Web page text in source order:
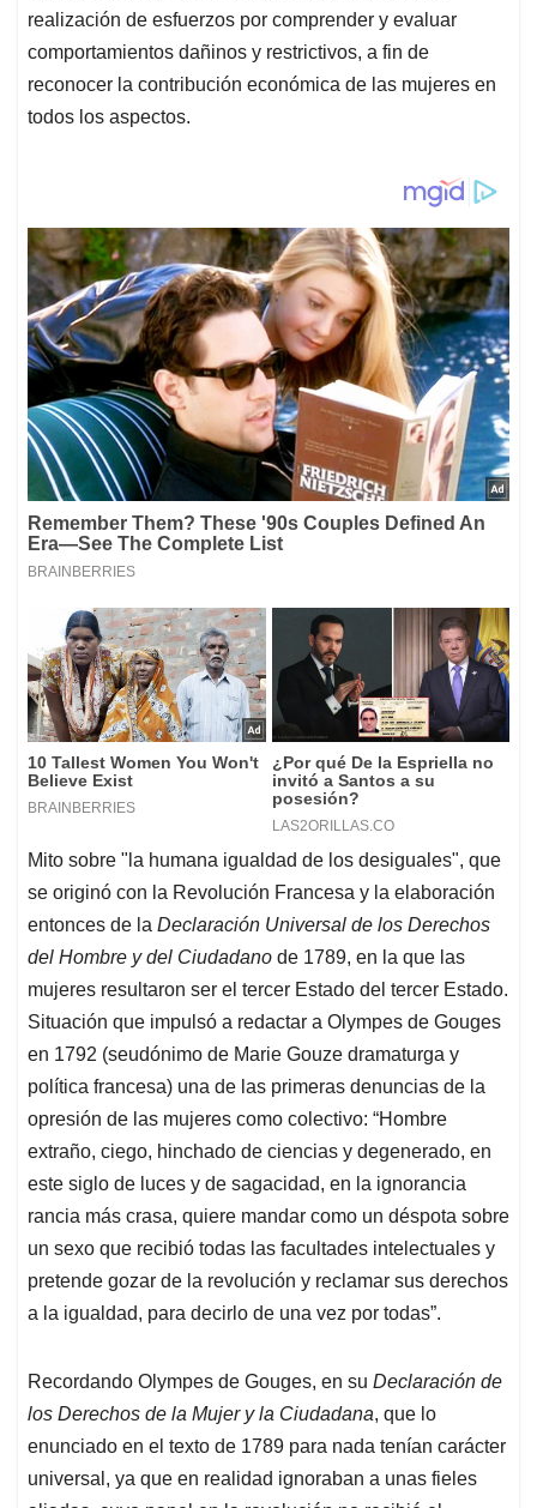
realización de esfuerzos por comprender y evaluar
comportamientos dañinos y restrictivos, a fin de
reconocer la contribución económica de las mujeres en
todos los aspectos.
Mito sobre "la humana igualdad de los desiguales", que
se originó con la Revolución Francesa y la elaboración
entonces de la Declaración Universal de los Derechos
del Hombre y del Ciudadano de 1789, en la que las
mujeres resultaron ser el tercer Estado del tercer Estado.
Situación que impulsó a redactar a Olympes de Gouges
en 1792 (seudónimo de Marie Gouze dramaturga y
política francesa) una de las primeras denuncias de la
opresión de las mujeres como colectivo: “Hombre
extraño, ciego, hinchado de ciencias y degenerado, en
este siglo de luces y de sagacidad, en la ignorancia
rancia más crasa, quiere mandar como un déspota sobre
un sexo que recibió todas las facultades intelectuales y
pretende gozar de la revolución y reclamar sus derechos
a la igualdad, para decirlo de una vez por todas”.
Recordando Olympes de Gouges, en su Declaración de
los Derechos de la Mujer y la Ciudadana, que lo
enunciado en el texto de 1789 para nada tenían carácter
universal, ya que en realidad ignoraban a unas fieles